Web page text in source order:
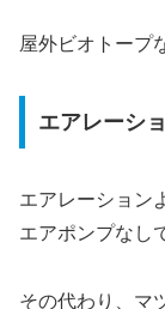
屋外ビオトープ
エアレーシ
エアレーション
エアポンプなし
その代わり、マ